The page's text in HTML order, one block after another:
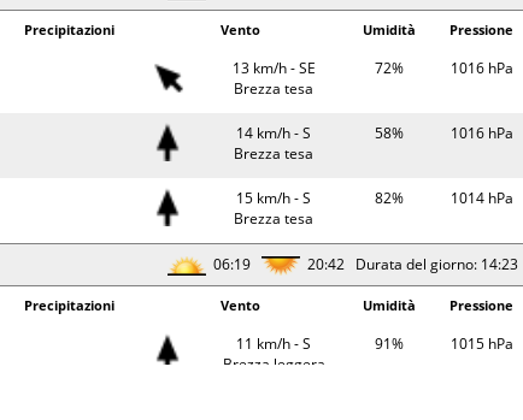
Precipitazioni Vento Umidità Pressione
13 km/h - SE
Brezza tesa
72% 1016 hPa
14 km/h - S
Brezza tesa
58% 1016 hPa
15 km/h - S
Brezza tesa
82% 1014 hPa
06:19 20:42 Durata del giorno: 14:23
Precipitazioni Vento Umidità Pressione
11 km/h - S
Brezza leggera
91% 1015 hPa